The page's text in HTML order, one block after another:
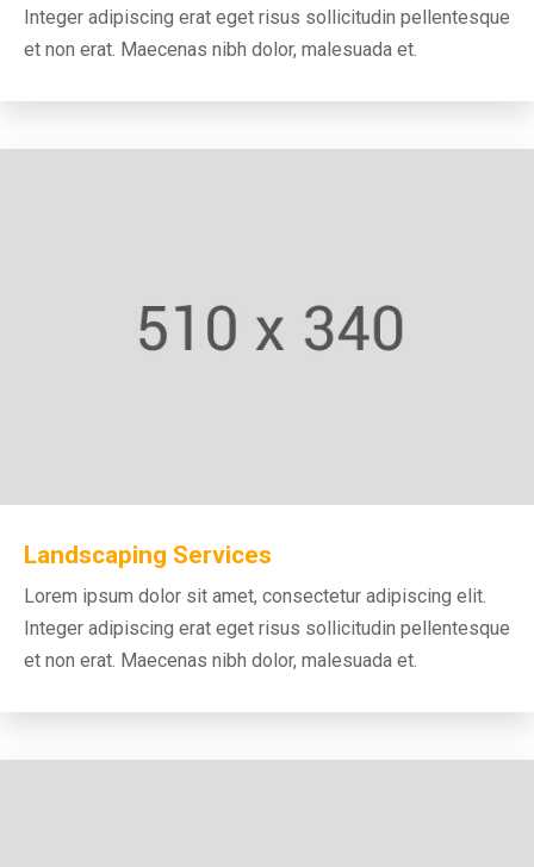
Integer adipiscing erat eget risus sollicitudin pellentesque
et non erat. Maecenas nibh dolor, malesuada et.
Landscaping Services
Lorem ipsum dolor sit amet, consectetur adipiscing elit.
Integer adipiscing erat eget risus sollicitudin pellentesque
et non erat. Maecenas nibh dolor, malesuada et.